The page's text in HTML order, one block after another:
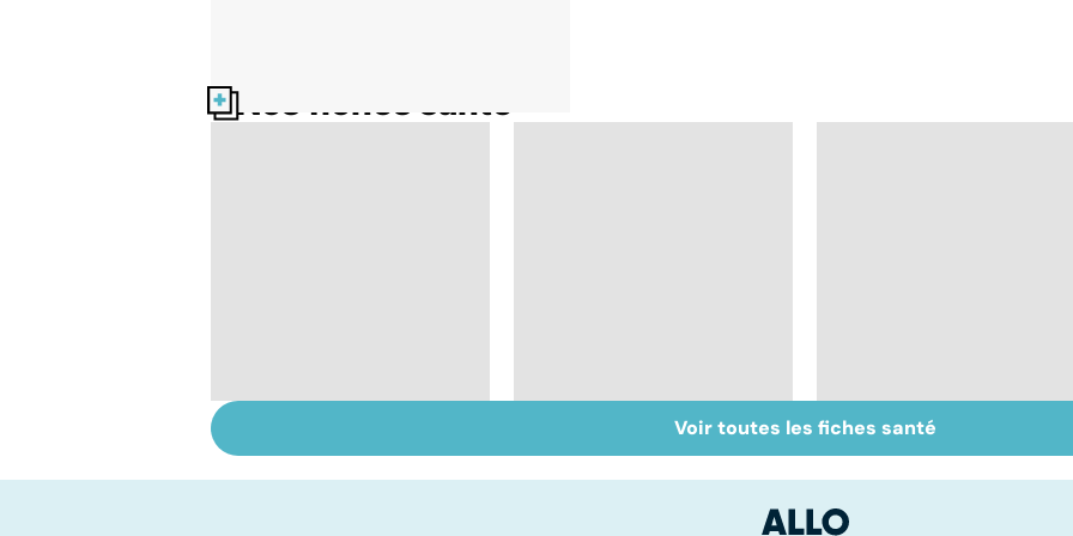
Nos fiches santé
un caillot dans
Pré-éclampsie :
attention, grossesse
Mediator® : les
cardiologues en
Voir toutes les fiches santé